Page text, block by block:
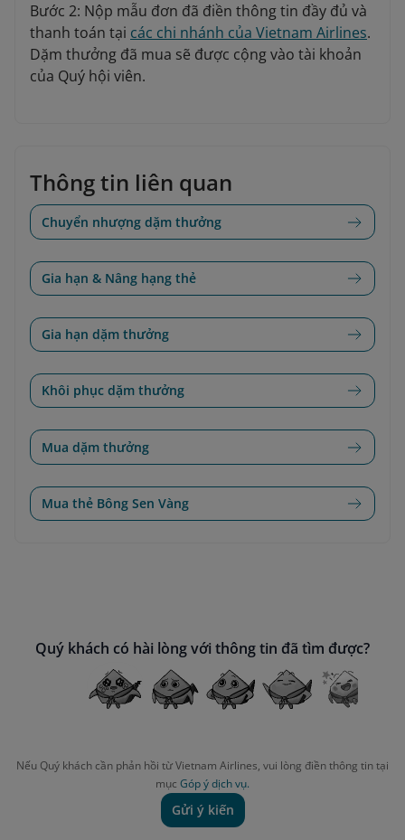
Bước 2: Nộp mẫu đơn đã điền thông tin đầy đủ và
thanh toán tại các chi nhánh của Vietnam Airlines.
Dặm thưởng đã mua sẽ được cộng vào tài khoản
của Quý hội viên.
Thông tin liên quan
Chuyển nhượng dặm thưởng
Gia hạn & Nâng hạng thẻ
Gia hạn dặm thưởng
Khôi phục dặm thưởng
Mua dặm thưởng
Mua thẻ Bông Sen Vàng
Quý khách có hài lòng với thông tin đã tìm được?
Nếu Quý khách cần phản hồi từ Vietnam Airlines, vui lòng điền thông tin tại
mục Góp ý dịch vụ.
Gửi ý kiến